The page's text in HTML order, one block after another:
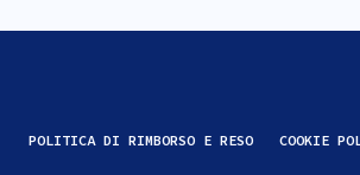
POLITICA DI RIMBORSO E RESO COOKIE